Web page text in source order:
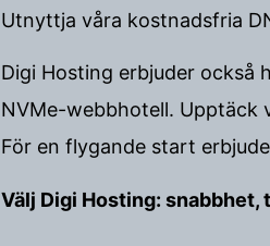
Utnyttja våra kostnadsfria
Digi Hosting erbjuder också
NVMe-webbhotell. Upptäck
För en flygande start
Välj Digi Hosting: